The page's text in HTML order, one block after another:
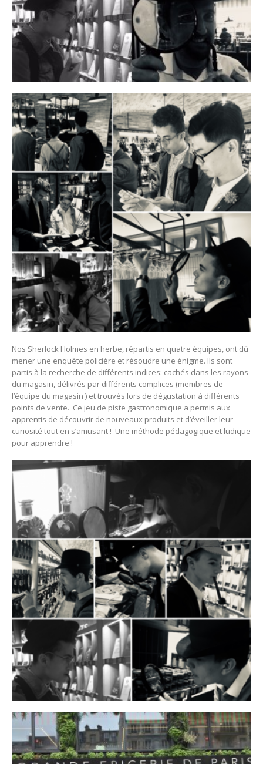
Nos Sherlock Holmes en herbe, répartis en quatre équipes, ont dû
mener une enquête policière et résoudre une énigme. Ils sont
partis à la recherche de différents indices: cachés dans les rayons
du magasin, délivrés par différents complices (membres de
l’équipe du magasin ) et trouvés lors de dégustation à différents
points de vente. Ce jeu de piste gastronomique a permis aux
apprentis de découvrir de nouveaux produits et d’éveiller leur
curiosité tout en s’amusant ! Une méthode pédagogique et ludique
pour apprendre !